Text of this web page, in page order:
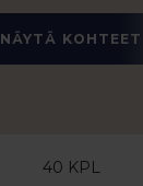
NÄYTÄ KOHTEET
40 KPL